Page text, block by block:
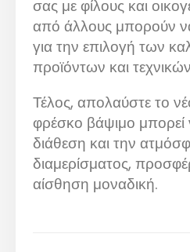
σας με φίλους και
από άλλους μπορούν να
για την επιλογή των
προϊόντων και
Τέλος, απολαύστε το
φρέσκο βάψιμο μπορεί
διάθεση και την
διαμερίσματος,
αίσθηση μοναδική.